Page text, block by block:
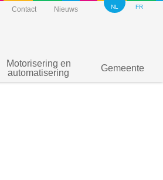
Contact Nieuws NL FR
Motorisering en
automatisering
Gemeente